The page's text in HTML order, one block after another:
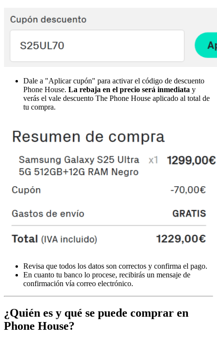
Dale a "Aplicar cupón" para activar el código de descuento
Phone House. La rebaja en el precio será inmediata y
verás el vale descuento The Phone House aplicado al total de
tu compra.
Revisa que todos los datos son correctos y confirma el pago.
En cuanto tu banco lo procese, recibirás un mensaje de
confirmación vía correo electrónico.
¿Quién es y qué se puede comprar en
Phone House?